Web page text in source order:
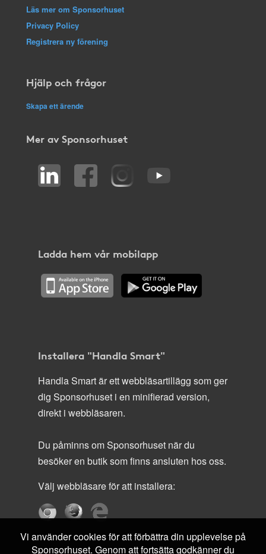
Läs mer om Sponsorhuset
Privacy Policy
Registrera ny förening
Hjälp och frågor
Skapa ett ärende
Mer av Sponsorhuset
Ladda hem vår mobilapp
Installera "Handla Smart"
Handla Smart är ett webbläsartillägg som ger
dig Sponsorhuset i en minifierad version,
direkt i webbläsaren.
Du påminns om Sponsorhuset när du
besöker en butik som finns ansluten hos oss.
Välj webbläsare för att installera:
Vi använder cookies för att förbättra din upplevelse på
Sponsorhuset. Genom att fortsätta godkänner du